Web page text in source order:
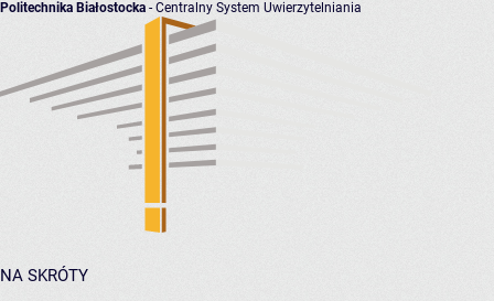
Politechnika Białostocka - Centralny System Uwierzytelniania
NA SKRÓTY